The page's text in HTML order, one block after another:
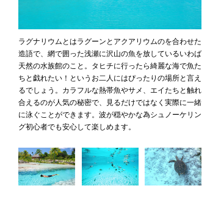
ラグナリウムとはラグーンとアクアリウムのを合わせた
造語で、網で囲った浅瀬に沢山の魚を放しているいわば
天然の水族館のこと。タヒチに行ったら綺麗な海で魚た
ちと戯れたい！というお二人にはぴったりの場所と言え
るでしょう。カラフルな熱帯魚やサメ、エイたちと触れ
合えるのが人気の秘密で、見るだけではなく実際に一緒
に泳ぐことができます。波が穏やかな為シュノーケリン
グ初心者でも安心して楽しめます。